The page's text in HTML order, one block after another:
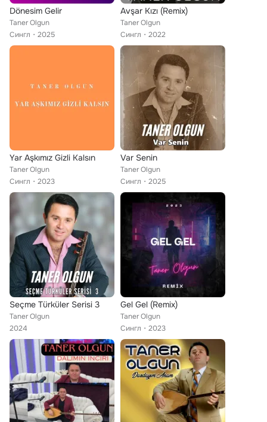
Dönesim Gelir
Taner Olgun
Сингл
2025
Avşar Kızı (Remix)
Taner Olgun
Сингл
2022
Yar Aşkımız Gizli Kalsın
Taner Olgun
Сингл
2023
Var Senin
Taner Olgun
Сингл
2025
Seçme Türküler Serisi 3
Taner Olgun
2024
Gel Gel (Remix)
Taner Olgun
Сингл
2023